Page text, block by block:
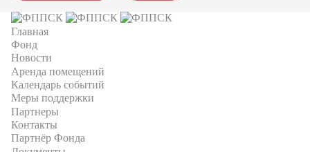
Главная
Фонд
Новости
Аренда помещений
Календарь событий
Меры поддержки
Партнеры
Контакты
Партнёр Фонда